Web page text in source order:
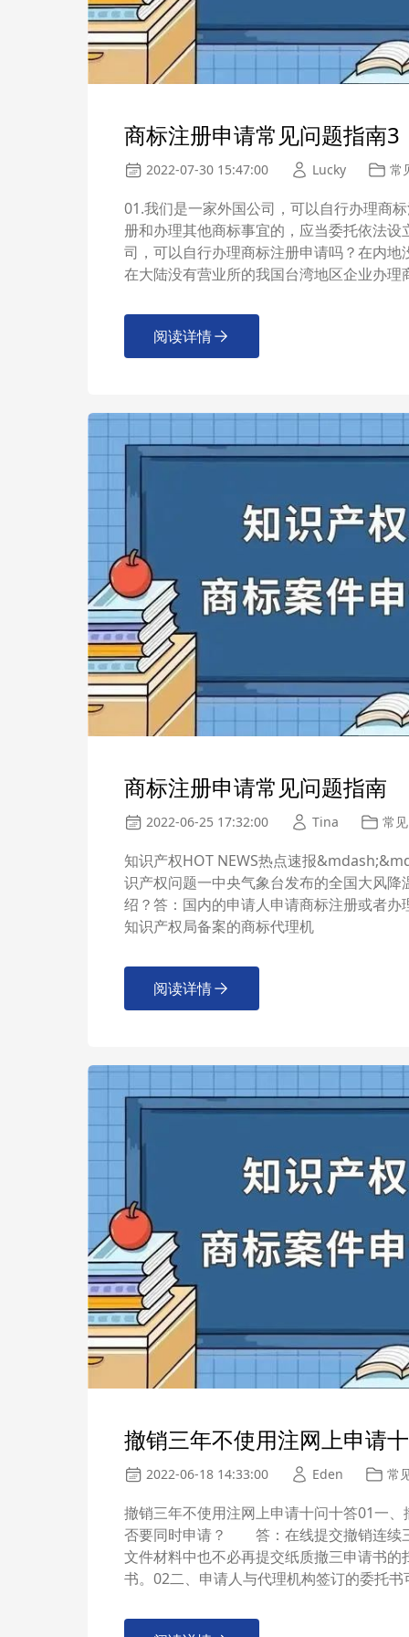
商标注册申请常见问题指南3
2022-07-30 15:47:00 Lucky 常
01.我们是一家外国公司，可以自行办理商
册和办理其他商标事宜的，应当委托依法
司，可以自行办理商标注册申请吗？在内
在大陆没有营业所的我国台湾地区企业办理
阅读详情
商标注册申请常见问题指南
2022-06-25 17:32:00 Tina 常
知识产权HOT NEWS热点速报
识产权问题一中央气象台发布的全国大风
绍？答：国内的申请人申请商标注册或者
知识产权局备案的商标代理机
阅读详情
撤销三年不使用注网上申请
2022-06-18 14:33:00 Eden 常
撤销三年不使用注网上申请十问十答01一
否要同时申请？ 答：在线提交撤销连续
文件材料中也不必再提交纸质撤三申请书
书。02二、申请人与代理机构签订的委托书